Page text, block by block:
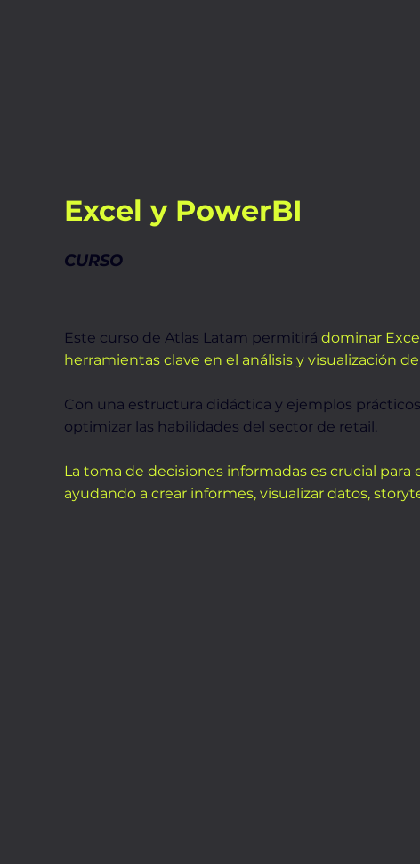
Excel y PowerBI
CURSO
Este curso de Atlas Latam permitirá dominar
herramientas clave en el análisis y visualización
Con una estructura didáctica y ejemplos
optimizar las habilidades del sector de retail.
La toma de decisiones informadas es crucial para
ayudando a crear informes, visualizar datos,